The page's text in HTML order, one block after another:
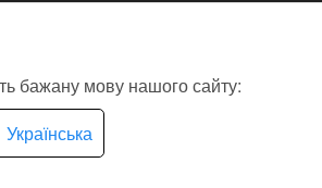
бажану мову нашого сайту:
Українська